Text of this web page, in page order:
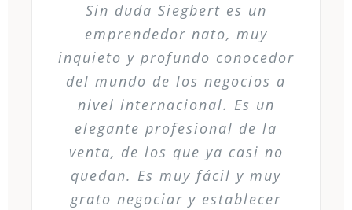
Sin duda Siegbert es un
emprendedor nato, muy
inquieto y profundo conocedor
del mundo de los negocios a
nivel internacional. Es un
elegante profesional de la
venta, de los que ya casi no
quedan. Es muy fácil y muy
grato negociar y establecer